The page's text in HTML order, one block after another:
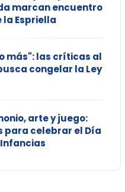
marcan encuentro
la Espriella
más": las críticas al
congelar la Ley
arte y juego:
para celebrar el Día
Infancias